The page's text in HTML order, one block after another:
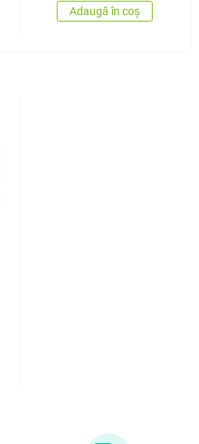
Adaugă în coș